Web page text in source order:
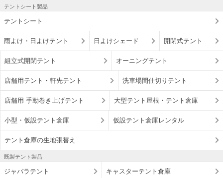
テントシート製品
テントシート
雨よけ・日よけテント 日よけシェード 開閉式テント
組立式開閉テント オーニングテント
店舗用テント・軒先テント 洗車場間仕切りテント
店舗用 手動巻き上げテント 大型テント屋根・テント倉庫
小型・仮設テント倉庫 仮設テント倉庫レンタル
テント倉庫の生地張替え
既製テント製品
ジャバラテント キャスターテント倉庫